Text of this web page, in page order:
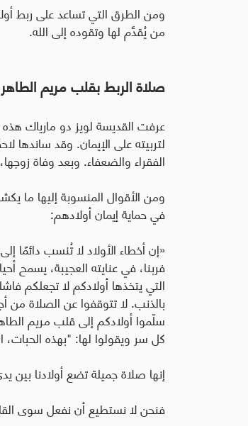
ومن الطرق التي تساعد على ربط
من يُقدَّم لها وتقوده إلى الله.
صلاة الربط بقلب مريم الطاهر
عرفت القديسة لويز دو مارياك
لتربيته على الإيمان. وقد
الفقراء والضعفاء. وبعد وفاة
ومن الأقوال المنسوبة إليها ما
في حماية إيمان أولادهم:
«إن أخطاء الأولاد لا تُنسب دائمًا
فربنا، في عنايته العجيبة، يسمح
التي يتخذها أولادكم لا تجعلكم
بالذنب. لا تتوقفوا عن الصلاة من
سلّموا أولادكم إلى قلب مريم
كل سر ويقولوا لها: "بهذه
إنها صلاة جميلة تضع أولادنا بين
فنحن لا نستطيع أن نفعل سوى